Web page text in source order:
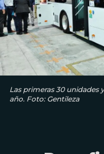
Las primeras 30 unidades
año. Foto: Gentileza